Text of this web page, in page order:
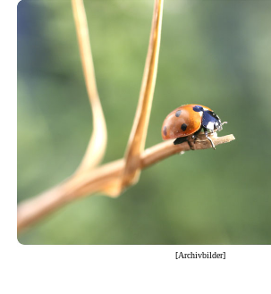
[Archivbilder]